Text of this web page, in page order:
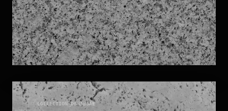
GRANITI
COLLECTION_D6B3B6AE